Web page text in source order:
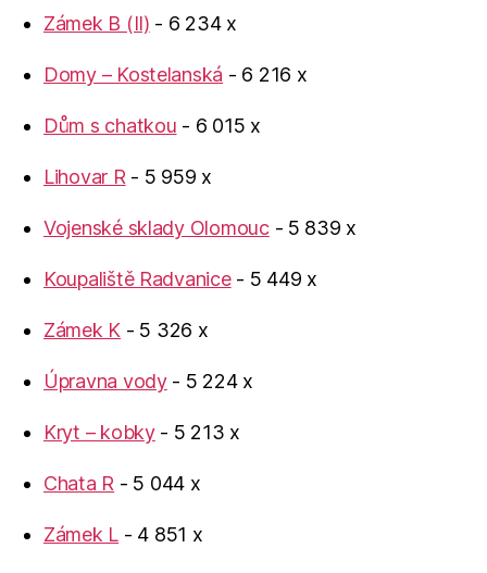
Zámek B (II) - 6 234 x
Domy – Kostelanská - 6 216 x
Dům s chatkou - 6 015 x
Lihovar R - 5 959 x
Vojenské sklady Olomouc- 5 839 x
Koupaliště Radvanice- 5 449 x
Zámek K - 5 326 x
Úpravna vody- 5 224 x
Kryt – kobky- 5 213 x
Chata R - 5 044 x
Zámek L - 4 851 x